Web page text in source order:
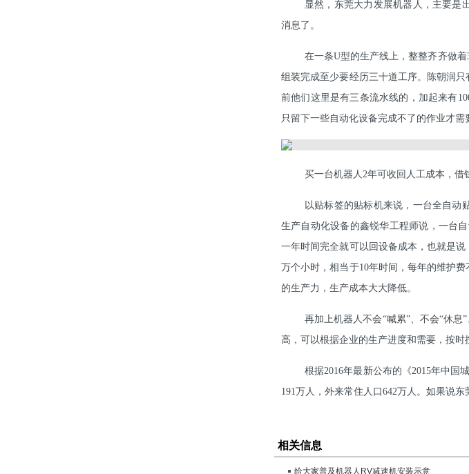
显然，东莞大力发展机器人，主要是
消息了。
在一条U型的生产线上，整整齐齐做
组装完成至少要经历三十道工序。陈朝润
前他们这里是有三条流水线的，加起来有
只留下一些自动化设备完成不了的作业才需
买一台机器人2年可收回人工成本，借
以贴标签的贴标机来说，一台全自动
生产自动化设备的鑫锐华工程师说，一台
一年时间完全就可以回设备成本，也就是
万个小时，相当于10年时间，每年的维护
的生产力，生产成本大大降低。
再加上机器人不会“喊累”、不会“休
高，可以根据企业的生产进度和需要，按时
根据2016年最新公布的《2015年中国
191万人，外来常住人口642万人。如果说
相关信息
给大家普及机器人RV减速机安装示意